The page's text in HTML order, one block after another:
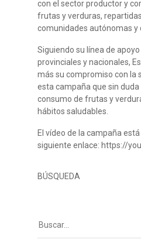
con el sector productor y
frutas y verduras,
comunidades autónomas y
Siguiendo su línea de
provinciales y nacionales,
más su compromiso con la
esta campaña que sin
consumo de frutas y
hábitos saludables.
El vídeo de la campaña
siguiente enlace: https://
BÚSQUEDA